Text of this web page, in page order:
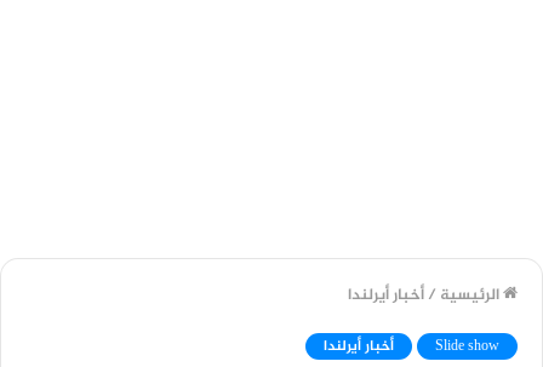
الرئيسية /أخبار أيرلندا
Slide show أخبار أيرلندا